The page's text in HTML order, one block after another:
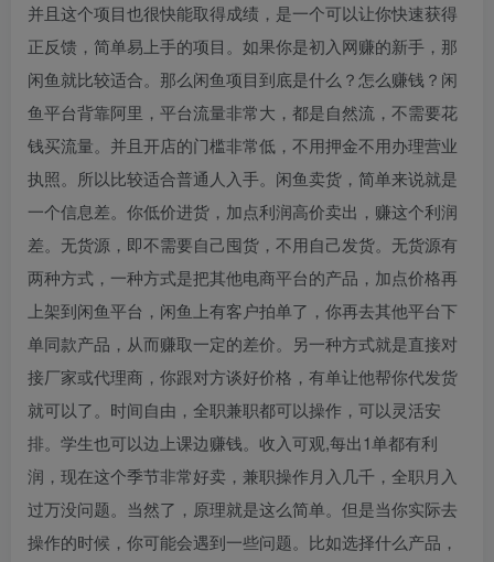
并且这个项目也很快能取得成绩，是一个可以让你快速获得
正反馈，简单易上手的项目。如果你是初入网赚的新手，那
闲鱼就比较适合。那么闲鱼项目到底是什么？怎么赚钱？闲
鱼平台背靠阿里，平台流量非常大，都是自然流，不需要花
钱买流量。并且开店的门槛非常低，不用押金不用办理营业
执照。所以比较适合普通人入手。闲鱼卖货，简单来说就是
一个信息差。你低价进货，加点利润高价卖出，赚这个利润
差。无货源，即不需要自己囤货，不用自己发货。无货源有
两种方式，一种方式是把其他电商平台的产品，加点价格再
上架到闲鱼平台，闲鱼上有客户拍单了，你再去其他平台下
单同款产品，从而赚取一定的差价。另一种方式就是直接对
接厂家或代理商，你跟对方谈好价格，有单让他帮你代发货
就可以了。时间自由，全职兼职都可以操作，可以灵活安
排。学生也可以边上课边赚钱。收入可观,每出1单都有利
润，现在这个季节非常好卖，兼职操作月入几千，全职月入
过万没问题。当然了，原理就是这么简单。但是当你实际去
操作的时候，你可能会遇到一些问题。比如选择什么产品，